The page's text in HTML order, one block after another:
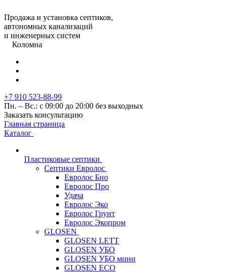
Продажа и установка септиков,
автономных канализаций
и инженерных систем
Коломна
+7 910 523-88-99
Пн. – Вс.: с 09:00 до 20:00 без выходных
Заказать консультацию
Главная страница
Каталог
Пластиковые септики
Септики Евролос
Евролос Био
Евролос Про
Удача
Евролос Эко
Евролос Грунт
Евролос Экопром
GLOSEN
GLOSEN LETT
GLOSEN УБО
GLOSEN УБО мини
GLOSEN ECO